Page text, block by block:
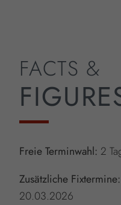
FACTS &
Freie Terminwahl: 2
Zusätzliche Fixtermine:
20.03.2026